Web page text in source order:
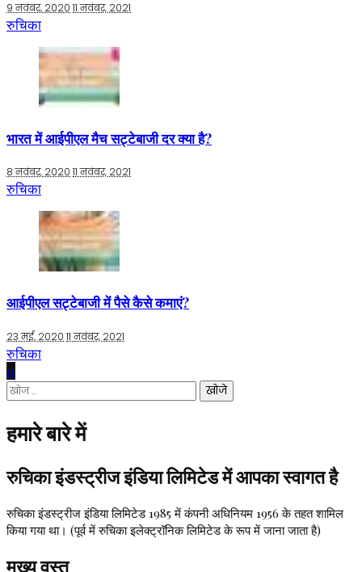
9 नवंबर, 2020 11 नवंबर, 2021
रुचिका
भारत में आईपीएल मैच सट्टेबाजी दर क्या है?
8 नवंबर, 2020 11 नवंबर, 2021
रुचिका
आईपीएल सट्टेबाजी में पैसे कैसे कमाएं?
23 मई, 2020 11 नवंबर, 2021
रुचिका
0
निम्न
को
खोजें:
हमारे बारे में
रुचिका इंडस्ट्रीज इंडिया लिमिटेड में आपका स्वागत है
रुचिका इंडस्ट्रीज इंडिया लिमिटेड 1985 में कंपनी अधिनियम 1956 के तहत शामिल
किया गया था। (पूर्व में रुचिका इलेक्ट्रॉनिक लिमिटेड के रूप में जाना जाता है)
मुख्य वस्तु